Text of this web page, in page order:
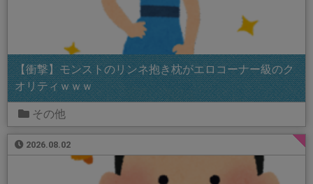
【衝撃】モンストのリンネ抱き枕がエロコーナー級のク
オリティｗｗｗ
その他
2026.08.02